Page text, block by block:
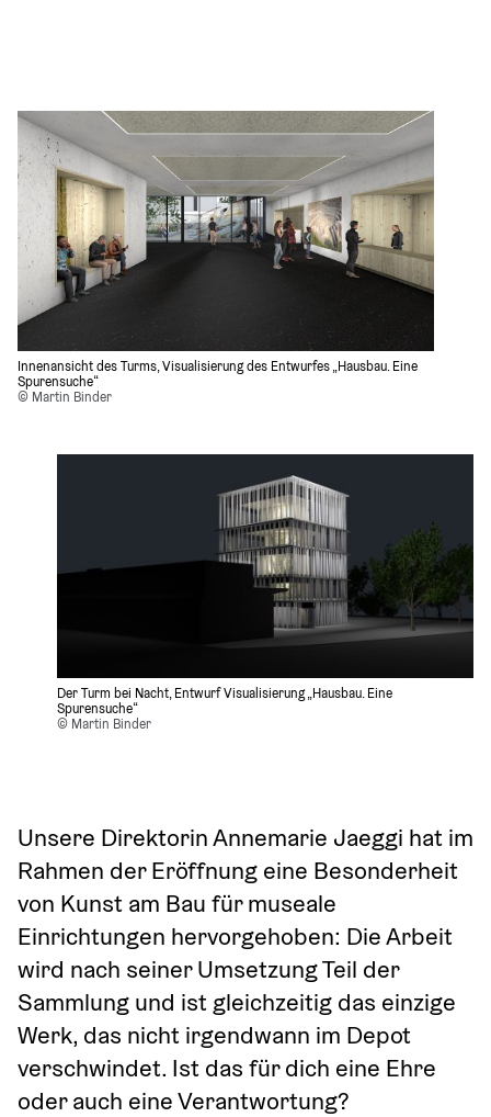
Innenansicht des Turms, Visualisierung des Entwurfes „Hausbau. Eine
Spurensuche“
© Martin Binder
Der Turm bei Nacht, Entwurf Visualisierung „Hausbau. Eine
Spurensuche“
© Martin Binder
Unsere Direktorin Annemarie Jaeggi hat im
Rahmen der Eröffnung eine Besonderheit
von Kunst am Bau für museale
Einrichtungen hervorgehoben: Die Arbeit
wird nach seiner Umsetzung Teil der
Sammlung und ist gleichzeitig das einzige
Werk, das nicht irgendwann im Depot
verschwindet. Ist das für dich eine Ehre
oder auch eine Verantwortung?